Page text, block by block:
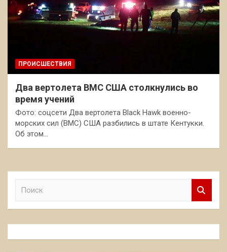
ПРОИСШЕСТВИЯ
Два вертолета ВМС США столкнулись во
время учений
Фото: соцсети Два вертолета Black Hawk военно-
морских сил (ВМС) США разбились в штате Кентукки.
Об этом…
к